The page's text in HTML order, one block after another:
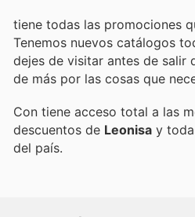
tiene todas las promociones
Tenemos nuevos catálogos
dejes de visitar antes de salir
de más por las cosas que
Con tiene acceso total a las
descuentos de Leonisa y
del país.